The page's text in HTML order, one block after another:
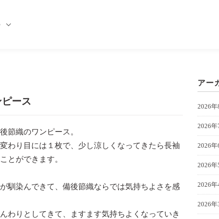
ース
節織のワンピース。
わり目には１枚で、少し涼しくなってきたら長袖
とができます。
馴染んできて、備後節織ならでは気持ちよさを感
わりとしてきて、ますます気持ちよくなっていき
アー
2026年
2026年
2026年
2026年
2026年
2026年